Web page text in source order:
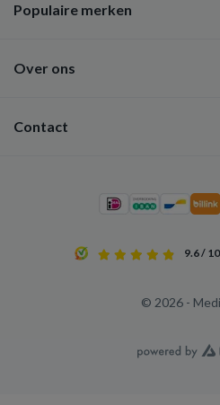
Populaire merken
Over ons
Contact
9.6 / 10
© 2026 -